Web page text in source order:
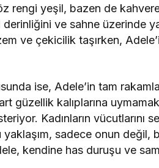
rengi yeşil, bazen de
derinliğini ve sahne üzerinde
ve çekicilik taşırken,
ise, Adele’in tam
güzellik kalıplarına
Kadınların vücutlarını
yaklaşım, sadece onun
kendine has duruşu ve